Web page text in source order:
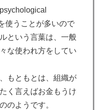
使うことが多いので
という言葉は、一般
な使われ方をしてい
もともとは、組織が
く言えばお金もうけ
のようです。